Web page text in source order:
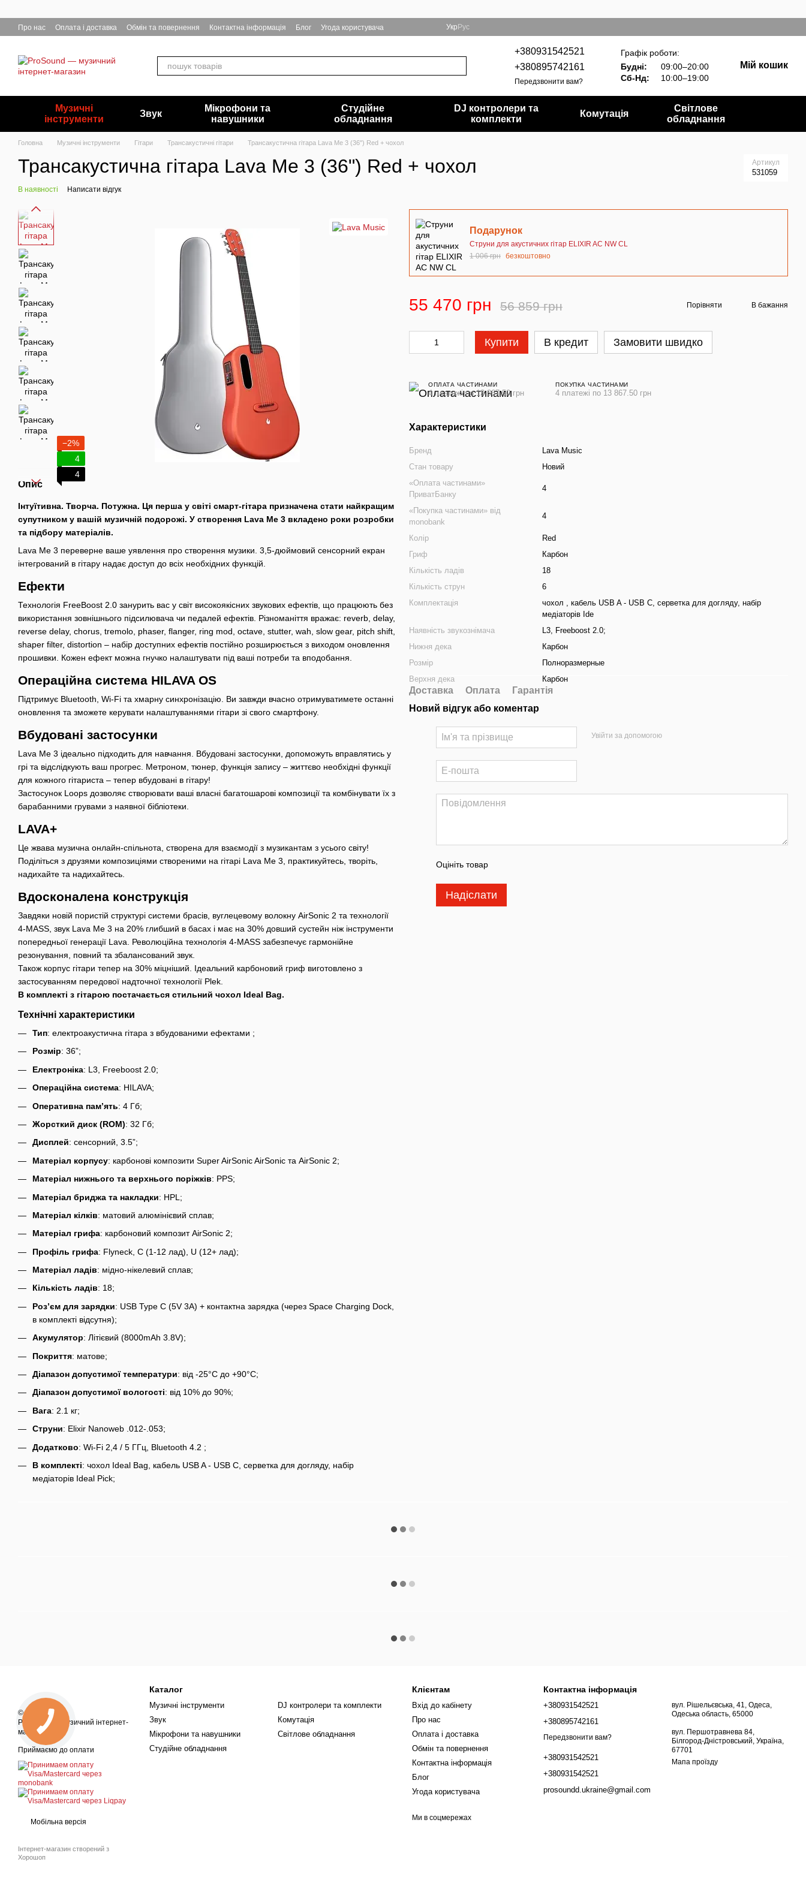
Про нас Оплата і доставка Обмін та повернення Контактна інформація Блог Угода користувача Укр Рус
+380931542521
+380895742161
Передзвонити вам?
Графік роботи:
Будні:
09:00–20:00
Сб-Нд:
10:00–19:00
Мій кошик
Музичні
інструменти
Звук
Мікрофони та
навушники
Студійне
обладнання
DJ контролери та
комплекти
Комутація
Світлове
обладнання
Головна Музичні інструменти Гітари Трансакустичні гітари Трансакустична гітара Lava Me 3 (36") Red + чохол
Трансакустична гітара Lava Me 3 (36") Red + чохол Артикул
531059
В наявності Написати відгук
−2%
4
4
Опис
Інтуїтивна. Творча. Потужна. Ця перша у світі смарт-гітара призначена стати найкращим
супутником у вашій музичній подорожі. У створення Lava Me 3 вкладено роки розробки
та підбору матеріалів.
Lava Me 3 переверне ваше уявлення про створення музики. 3,5-дюймовий сенсорний екран
інтегрований в гітару надає доступ до всіх необхідних функцій.
Ефекти
Технологія FreeBoost 2.0 занурить вас у світ високоякісних звукових ефектів, що працюють без
використання зовнішнього підсилювача чи педалей ефектів. Різноманіття вражає: reverb, delay,
reverse delay, chorus, tremolo, phaser, flanger, ring mod, octave, stutter, wah, slow gear, pitch shift,
shaper filter, distortion – набір доступних ефектів постійно розширюється з виходом оновлення
прошивки. Кожен ефект можна гнучко налаштувати під ваші потреби та вподобання.
Операційна система HILAVA OS
Підтримує Bluetooth, Wi-Fi та хмарну синхронізацію. Ви завжди вчасно отримуватимете останні
оновлення та зможете керувати налаштуваннями гітари зі свого смартфону.
Вбудовані застосунки
Lava Me 3 ідеально підходить для навчання. Вбудовані застосунки, допоможуть вправлятись у
грі та відслідкують ваш прогрес. Метроном, тюнер, функція запису – життєво необхідні функції
для кожного гітариста – тепер вбудовані в гітару!
Застосунок Loops дозволяє створювати ваші власні багатошарові композиції та комбінувати їх з
барабанними грувами з наявної бібліотеки.
LAVA+
Це жвава музична онлайн-спільнота, створена для взаємодії з музикантам з усього світу!
Поділіться з друзями композиціями створеними на гітарі Lava Me 3, практикуйтесь, творіть,
надихайте та надихайтесь.
Вдосконалена конструкція
Завдяки новій пористій структурі системи брасів, вуглецевому волокну AirSonic 2 та технології
4-MASS, звук Lava Me 3 на 20% глибший в басах і має на 30% довший сустейн ніж інструменти
попередньої генерації Lava. Революційна технологія 4-MASS забезпечує гармонійне
резонування, повний та збалансований звук.
Також корпус гітари тепер на 30% міцніший. Ідеальний карбоновий гриф виготовлено з
застосуванням передової надточної технології Plek.
В комплекті з гітарою постачається стильний чохол Ideal Bag.
Технічні характеристики
Тип: електроакустична гітара з вбудованими ефектами ;
Розмір: 36”;
Електроніка: L3, Freeboost 2.0;
Операційна система: HILAVA;
Оперативна пам’ять: 4 Гб;
Жорсткий диск (ROM): 32 Гб;
Дисплей: сенсорний, 3.5”;
Матеріал корпусу: карбонові композити Super AirSonic AirSonic та AirSonic 2;
Матеріал нижнього та верхнього поріжків: PPS;
Матеріал бриджа та накладки: HPL;
Матеріал кілків: матовий алюмінієвий сплав;
Матеріал грифа: карбоновий композит AirSonic 2;
Профіль грифа: Flyneck, C (1-12 лад), U (12+ лад);
Матеріал ладів: мідно-нікелевий сплав;
Кількість ладів: 18;
Роз’єм для зарядки: USB Type C (5V 3A) + контактна зарядка (через Space Charging Dock,
в комплекті відсутня);
Акумулятор: Літієвий (8000mAh 3.8V);
Покриття: матове;
Діапазон допустимої температури: від -25°C до +90°C;
Діапазон допустимої вологості: від 10% до 90%;
Вага: 2.1 кг;
Струни: Elixir Nanoweb .012-.053;
Додатково: Wi-Fi 2,4 / 5 ГГц, Bluetooth 4.2 ;
В комплекті: чохол Ideal Bag, кабель USB A - USB C, серветка для догляду, набір
медіаторів Ideal Pick;
Подарунок
Струни для акустичних гітар ELIXIR AC NW CL
1 006 грн безкоштовно
55 470 грн 56 859 грн Порівняти В бажання
Купити В кредит Замовити швидко
ОПЛАТА ЧАСТИНАМИ
4 платежі по 13 867.50 грн
ПОКУПКА ЧАСТИНАМИ
4 платежі по 13 867.50 грн
Характеристики
Бренд
Lava Music
Стан товару
Новий
«Оплата частинами»
ПриватБанку
4
«Покупка частинами» від
monobank
4
Колір
Red
Гриф
Карбон
Кількість ладів
18
Кількість струн
6
Комплектація
чохол , кабель USB A - USB C, серветка для догляду, набір
медіаторів Ide
Наявність звукознімача
L3, Freeboost 2.0;
Нижня дека
Карбон
Розмір
Полноразмерные
Верхня дека
Карбон
Доставка Оплата
Гарантія
Новий відгук або коментар
Увійти за допомогою
Оцініть товар
Надіслати
© 2018—2026
ProSound — музичний інтернет-
магазин
Приймаємо до оплати
Мобільна версія
Інтернет-магазин створений з
Хорошоп
Каталог
Музичні інструменти
Звук
Мікрофони та навушники
Студійне обладнання
DJ контролери та комплекти
Комутація
Світлове обладнання
Клієнтам
Вхід до кабінету
Про нас
Оплата і доставка
Обмін та повернення
Контактна інформація
Блог
Угода користувача
Ми в соцмережах
Контактна інформація
+380931542521
+380895742161
Передзвонити вам?
+380931542521
+380931542521
prosoundd.ukraine@gmail.com
вул. Рішельєвська, 41, Одеса,
Одеська область, 65000
вул. Першотравнева 84,
Білгород-Дністровський, Україна,
67701
Мапа проїзду